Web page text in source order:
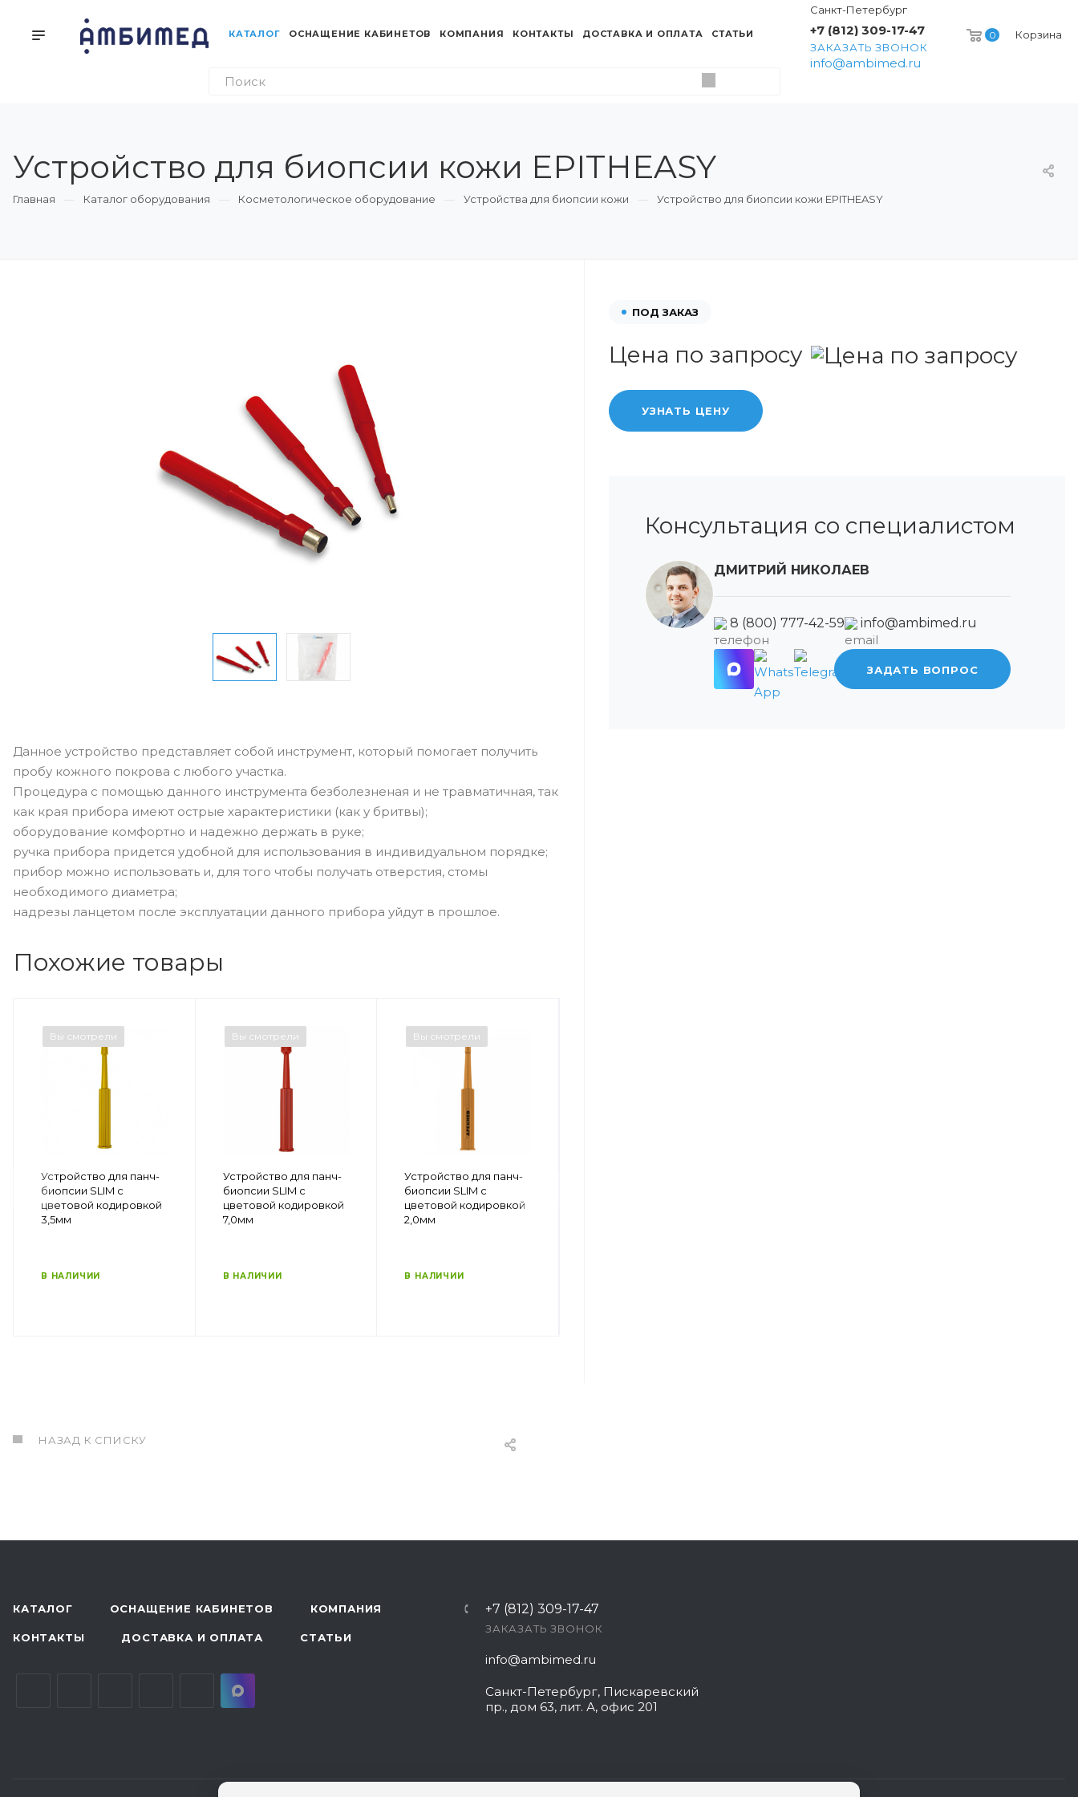
0 Корзина
Санкт-Петербург
+7 (812) 309-17-47
ЗАКАЗАТЬ ЗВОНОК
info@ambimed.ru
КАТАЛОГ ОСНАЩЕНИЕ КАБИНЕТОВ КОМПАНИЯ КОНТАКТЫ ДОСТАВКА И ОПЛАТА СТАТЬИ
Устройство для биопсии кожи EPITHEASY
Главная Каталог оборудования Косметологическое оборудование Устройства для биопсии кожи Устройство для биопсии кожи EPITHEASY
ПОД ЗАКАЗ
Цена по запросу
УЗНАТЬ ЦЕНУ
Консультация со специалистом
ДМИТРИЙ НИКОЛАЕВ
8 (800) 777-42-59 info@ambimed.ru
ЗАДАТЬ ВОПРОС
Данное устройство представляет собой инструмент, который помогает получить
пробу кожного покрова с любого участка.
Процедура с помощью данного инструмента безболезненая и не травматичная, так
как края прибора имеют острые характеристики (как у бритвы);
оборудование комфортно и надежно держать в руке;
ручка прибора придется удобной для использования в индивидуальном порядке;
прибор можно использовать и, для того чтобы получать отверстия, стомы
необходимого диаметра;
надрезы ланцетом после эксплуатации данного прибора уйдут в прошлое.
Похожие товары
Вы смотрели
Устройство для панч-
биопсии SLIM с
цветовой кодировкой
3,5мм
В НАЛИЧИИ
Вы смотрели
Устройство для панч-
биопсии SLIM с
цветовой кодировкой
7,0мм
В НАЛИЧИИ
Вы смотрели
Устройство для панч-
биопсии SLIM с
цветовой кодировкой
2,0мм
В НАЛИЧИИ
НАЗАД К СПИСКУ
КАТАЛОГ ОСНАЩЕНИЕ КАБИНЕТОВ КОМПАНИЯ
КОНТАКТЫ ДОСТАВКА И ОПЛАТА СТАТЬИ
+7 (812) 309-17-47
ЗАКАЗАТЬ ЗВОНОК
info@ambimed.ru
Санкт-Петербург, Пискаревский
пр., дом 63, лит. А, офис 201